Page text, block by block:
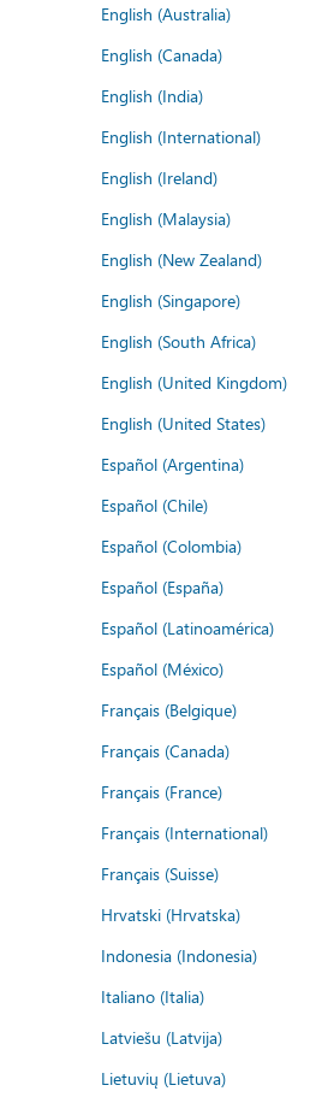
English (Australia)
English (Canada)
English (India)
English (International)
English (Ireland)
English (Malaysia)
English (New Zealand)
English (Singapore)
English (South Africa)
English (United Kingdom)
English (United States)
Español (Argentina)
Español (Chile)
Español (Colombia)
Español (España)
Español (Latinoamérica)
Español (México)
Français (Belgique)
Français (Canada)
Français (France)
Français (International)
Français (Suisse)
Hrvatski (Hrvatska)
Indonesia (Indonesia)
Italiano (Italia)
Latviešu (Latvija)
Lietuvių (Lietuva)